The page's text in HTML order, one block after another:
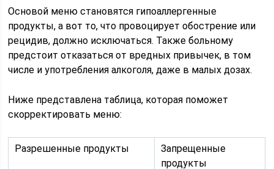
Основой меню становятся гипоаллергенные
продукты, а вот то, что провоцирует обострение или
рецидив, должно исключаться. Также больному
предстоит отказаться от вредных привычек, в том
числе и употребления алкоголя, даже в малых дозах.
Ниже представлена таблица, которая поможет
скорректировать меню:
Разрешенные продукты
Запрещенные
продукты